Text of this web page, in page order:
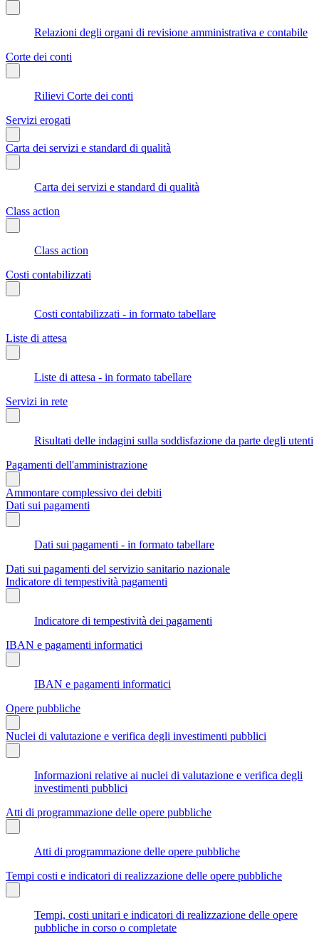
Relazioni degli organi di revisione amministrativa e contabile
Corte dei conti
Rilievi Corte dei conti
Servizi erogati
Carta dei servizi e standard di qualità
Carta dei servizi e standard di qualità
Class action
Class action
Costi contabilizzati
Costi contabilizzati - in formato tabellare
Liste di attesa
Liste di attesa - in formato tabellare
Servizi in rete
Risultati delle indagini sulla soddisfazione da parte degli utenti
Pagamenti dell'amministrazione
Ammontare complessivo dei debiti
Dati sui pagamenti
Dati sui pagamenti - in formato tabellare
Dati sui pagamenti del servizio sanitario nazionale
Indicatore di tempestività pagamenti
Indicatore di tempestività dei pagamenti
IBAN e pagamenti informatici
IBAN e pagamenti informatici
Opere pubbliche
Nuclei di valutazione e verifica degli investimenti pubblici
Informazioni relative ai nuclei di valutazione e verifica degli
investimenti pubblici
Atti di programmazione delle opere pubbliche
Atti di programmazione delle opere pubbliche
Tempi costi e indicatori di realizzazione delle opere pubbliche
Tempi, costi unitari e indicatori di realizzazione delle opere
pubbliche in corso o completate